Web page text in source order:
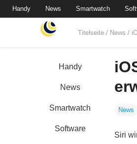
Handy News Smartwatch
Titelseite / News /
Handy
News
Smartwatch
Software
News
Siri